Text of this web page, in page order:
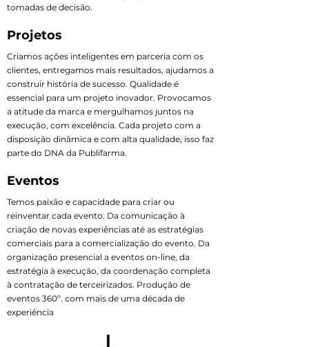
tomadas de decisão.
Projetos
Criamos ações inteligentes em parceria com os
clientes, entregamos mais resultados, ajudamos a
construir história de sucesso. Qualidade é
essencial para um projeto inovador. Provocamos
a atitude da marca e mergulhamos juntos na
execução, com excelência. Cada projeto com a
disposição dinâmica e com alta qualidade, isso faz
parte do DNA da Publifarma.
Eventos
Temos paixão e capacidade para criar ou
reinventar cada evento. Da comunicação à
criação de novas experiências até as estratégias
comerciais para a comercialização do evento. Da
organização presencial a eventos on-line, da
estratégia à execução, da coordenação completa
à contratação de terceirizados. Produção de
eventos 360º. com mais de uma década de
experiência